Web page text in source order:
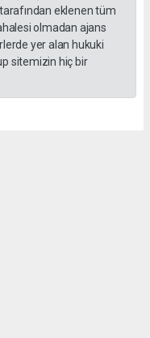
eklenen tüm
olmadan ajans
yer alan hukuki
sitemizin hiç bir